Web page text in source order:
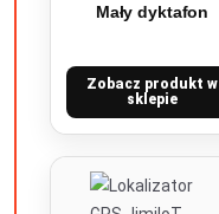
Mały dyktafon
Zobacz produkt w
sklepie